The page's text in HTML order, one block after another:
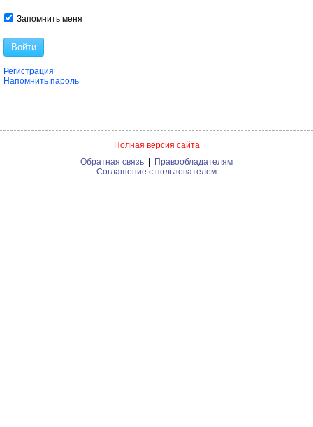
Запомнить меня
Войти
Регистрация
Напомнить пароль
Полная версия сайта
Обратная связь
Правообладателям
Соглашение с пользователем